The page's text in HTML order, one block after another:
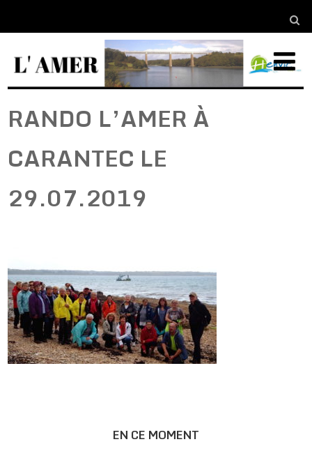
RANDO L’AMER À
CARANTEC LE
29.07.2019
EN CE MOMENT